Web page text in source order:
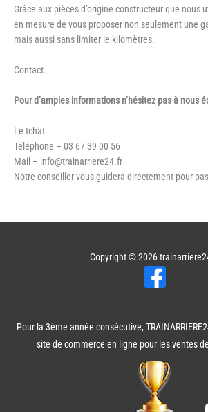
Grâce aux pièces d’origine constructeur que nous
en mesure de vous proposer non seulement une
mais aussi sans limiter le kilomètres.
Contact.
Pour d’amples informations n’hésitez pas à nous
Le tchat
Téléphone – 03 67 39 00 56
Mail – info@trainarriere24.fr
Notre conseiller vous guidera directement pour
Copyright © 2026
Pour la 3ème année consécutive,
site de commerce en ligne pour les ventes